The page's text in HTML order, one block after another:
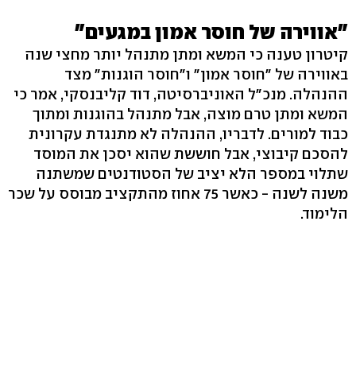
"אווירה של חוסר אמון במגעים"
קיטרון טענה כי המשא ומתן מתנהל יותר מחצי שנה
באווירה של "חוסר אמון" ו"חוסר הוגנות" מצד
ההנהלה. מנכ"ל האוניברסיטה, דוד קליבנסקי, אמר כי
המשא ומתן טרם מוצה, אבל מתנהל בהוגנות ומתוך
כבוד למורים. לדבריו, ההנהלה לא מתנגדת עקרונית
להסכם קיבוצי, אבל חוששת שהוא יסכן את המוסד
שתלוי במספר הלא יציב של הסטודנטים שמשתנה
משנה לשנה - כאשר 75 אחוז מהתקציב מבוסס על שכר
הלימוד.